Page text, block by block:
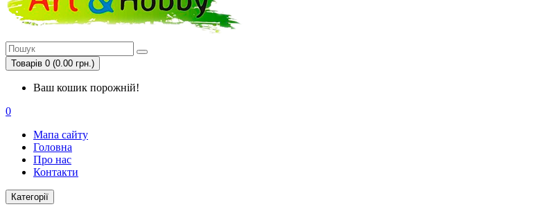
Товарів 0 (0.00 грн.)
Ваш кошик порожній!
0
Мапа сайту
Головна
Про нас
Контакти
Категорії